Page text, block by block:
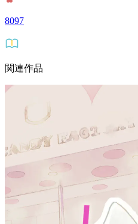
8097
関連作品